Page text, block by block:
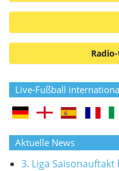
Live-Fußball
Aktuelle News
3. Liga